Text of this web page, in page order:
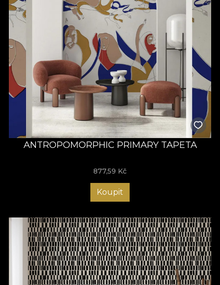
ANTROPOMORPHIC PRIMARY TAPETA
877,59 Kč
Koupit